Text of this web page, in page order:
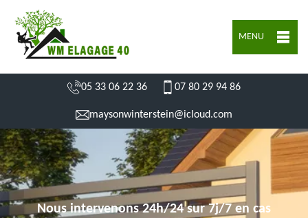
MENU
05 33 06 22 36 07 80 29 94 86
maysonwinterstein@icloud.com
Nous intervenons 24h/24 sur 7j/7 en cas